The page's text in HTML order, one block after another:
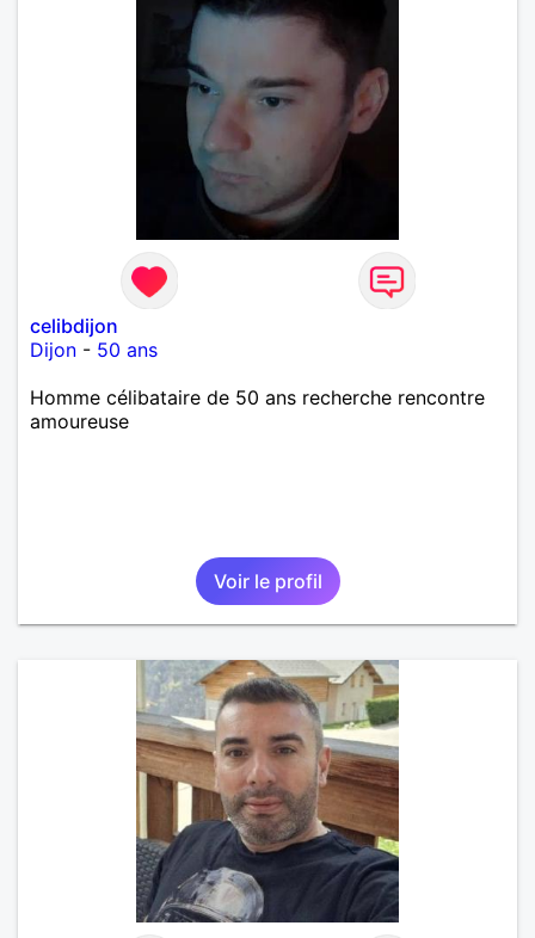
celibdijon
Dijon - 50 ans
Homme célibataire de 50 ans recherche rencontre
amoureuse
Voir le profil